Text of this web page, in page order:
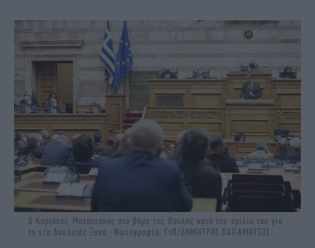
Ο Κυριάκος Μητσοτάκης στο βήμα της Βουλής κατά την ομιλία του για
το ν/σ Δουλειές Ξανά -Φωτογραφία: ΓτΠ/ΔΗΜΗΤΡΗΣ ΠΑΠΑΜΗΤΣΟΣ